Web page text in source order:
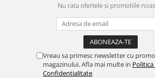
Nu rata ofertele si promotiile
Vreau sa primesc newsletter cu
magazinului. Afla mai multe in Politica
Confidentialitate